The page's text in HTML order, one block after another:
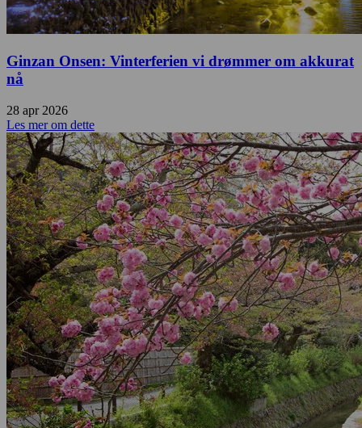
Ginzan Onsen: Vinterferien vi drømmer om akkurat
nå
28 apr 2026
Les mer om dette